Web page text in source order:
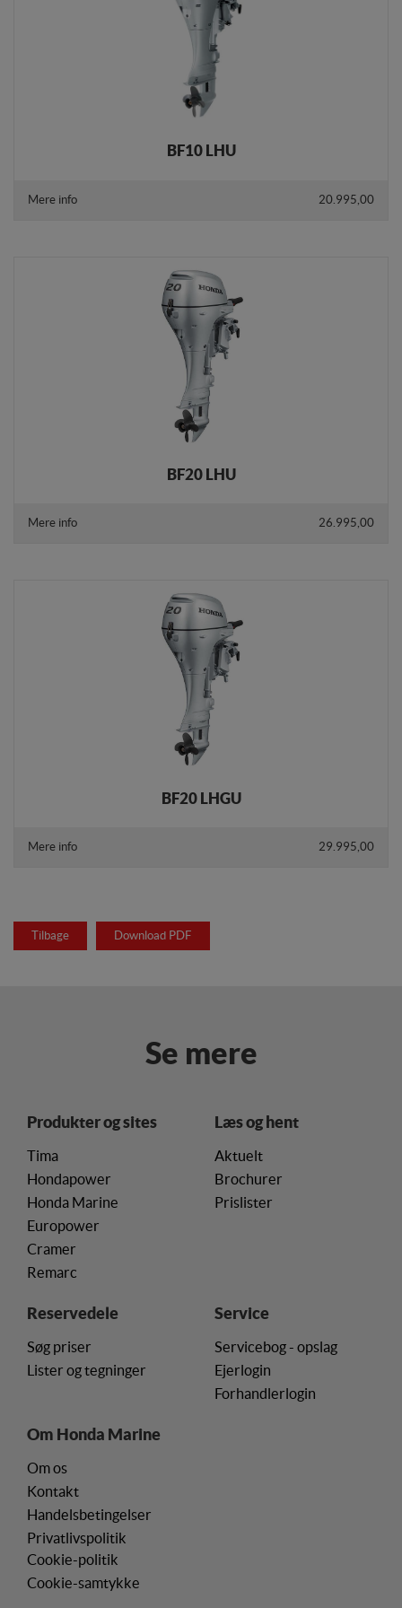
BF10 LHU
20.995,00
Mere info
BF20 LHU
26.995,00
Mere info
BF20 LHGU
29.995,00
Mere info
Tilbage Download PDF
Se mere
Produkter og sites
Tima
Hondapower
Honda Marine
Europower
Cramer
Remarc
Læs og hent
Aktuelt
Brochurer
Prislister
Reservedele
Søg priser
Lister og tegninger
Service
Servicebog - opslag
Ejerlogin
Forhandlerlogin
Om Honda Marine
Om os
Kontakt
Handelsbetingelser
Privatlivspolitik
Cookie-politik
Cookie-samtykke
indhold, som kan være interessant for den enkelte
Markedsføring
Markedsførings-cookies (tracking-cookies)
indsamler brugerens digitale fodspor på tværs af
interesserer sig for/søger på for at kunne vise
internettet.